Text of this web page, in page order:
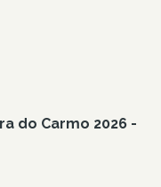
do Carmo 2026 -